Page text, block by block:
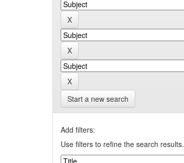
Start a new search
Add filters:
Use filters to refine the search results.